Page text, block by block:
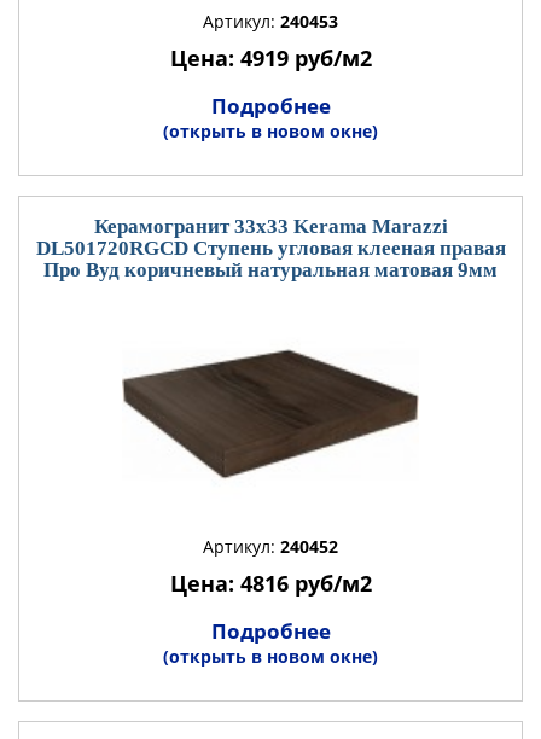
Артикул: 240453
Цена: 4919 руб/м2
Подробнее
(открыть в новом окне)
Керамогранит 33x33 Kerama Marazzi
DL501720RGCD Ступень угловая клееная правая
Про Вуд коричневый натуральная матовая 9мм
Артикул: 240452
Цена: 4816 руб/м2
Подробнее
(открыть в новом окне)